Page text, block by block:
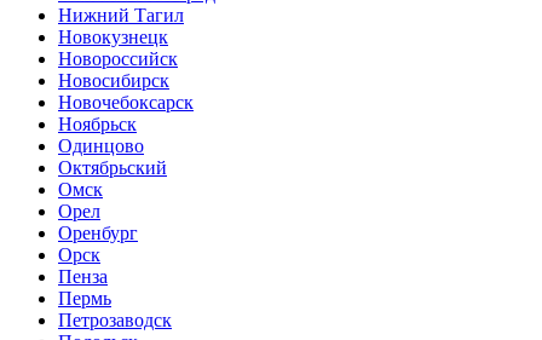
Нижний Тагил
Новокузнецк
Новороссийск
Новосибирск
Новочебоксарск
Ноябрьск
Одинцово
Октябрьский
Омск
Орел
Оренбург
Орск
Пенза
Пермь
Петрозаводск